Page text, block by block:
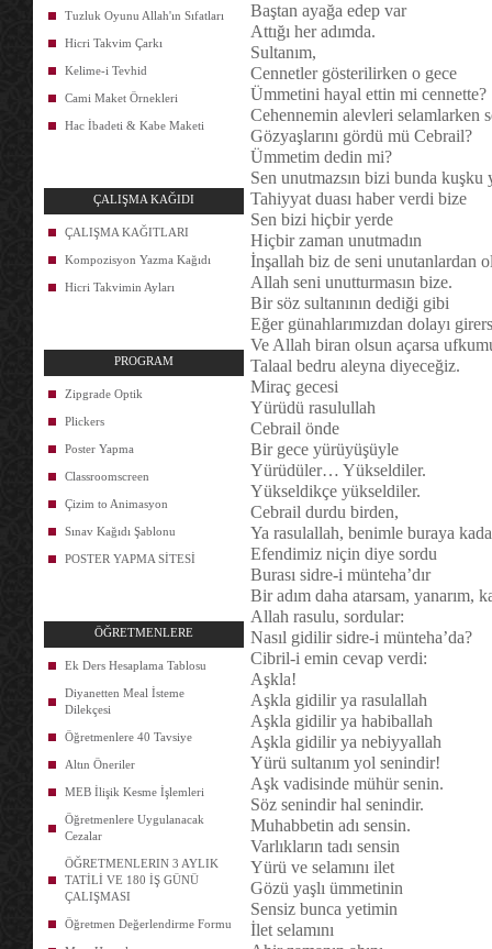
Tuzluk Oyunu Allah'ın Sıfatları
Hicri Takvim Çarkı
Kelime-i Tevhid
Cami Maket Örnekleri
Hac İbadeti & Kabe Maketi
ÇALIŞMA KAĞIDI
ÇALIŞMA KAĞITLARI
Kompozisyon Yazma Kağıdı
Hicri Takvimin Ayları
PROGRAM
Zipgrade Optik
Plickers
Poster Yapma
Classroomscreen
Çizim to Animasyon
Sınav Kağıdı Şablonu
POSTER YAPMA SİTESİ
ÖĞRETMENLERE
Ek Ders Hesaplama Tablosu
Diyanetten Meal İsteme
Dilekçesi
Öğretmenlere 40 Tavsiye
Altın Öneriler
MEB İlişik Kesme İşlemleri
Öğretmenlere Uygulanacak
Cezalar
ÖĞRETMENLERIN 3 AYLIK
TATİLİ VE 180 İŞ GÜNÜ
ÇALIŞMASI
Öğretmen Değerlendirme Formu
Baştan ayağa edep var
Attığı her adımda.
Sultanım,
Cennetler gösterilirken o gece
Ümmetini hayal ettin mi cennette?
Cehennemin alevleri selamlarken
Gözyaşlarını gördü mü Cebrail?
Ümmetim dedin mi?
Sen unutmazsın bizi bunda kuşku
Tahiyyat duası haber verdi bize
Sen bizi hiçbir yerde
Hiçbir zaman unutmadın
İnşallah biz de seni unutanlardan
Allah seni unutturmasın bize.
Bir söz sultanının dediği gibi
Eğer günahlarımızdan dolayı
Ve Allah biran olsun açarsa
Talaal bedru aleyna diyeceğiz.
Miraç gecesi
Yürüdü rasulullah
Cebrail önde
Bir gece yürüyüşüyle
Yürüdüler… Yükseldiler.
Yükseldikçe yükseldiler.
Cebrail durdu birden,
Ya rasulallah, benimle buraya
Efendimiz niçin diye sordu
Burası sidre-i münteha’dır
Bir adım daha atarsam, yanarım,
Allah rasulu, sordular:
Nasıl gidilir sidre-i münteha’da?
Cibril-i emin cevap verdi:
Aşkla!
Aşkla gidilir ya rasulallah
Aşkla gidilir ya habiballah
Aşkla gidilir ya nebiyyallah
Yürü sultanım yol senindir!
Aşk vadisinde mühür senin.
Söz senindir hal senindir.
Muhabbetin adı sensin.
Varlıkların tadı sensin
Yürü ve selamını ilet
Gözü yaşlı ümmetinin
Sensiz bunca yetimin
İlet selamını